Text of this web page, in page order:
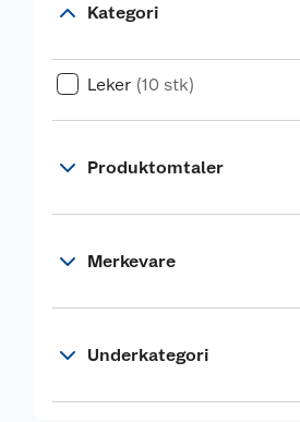
Kategori
Leker (10 stk)
Produktomtaler
Merkevare
Underkategori